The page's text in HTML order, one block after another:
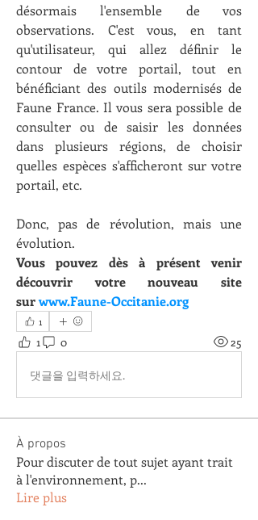
désormais l'ensemble de vos
observations. C'est vous, en tant
qu'utilisateur, qui allez définir le
contour de votre portail, tout en
bénéficiant des outils modernisés de
Faune France. Il vous sera possible de
consulter ou de saisir les données
dans plusieurs régions, de choisir
quelles espèces s'afficheront sur votre
portail, etc.
Donc, pas de révolution, mais une
évolution.
Vous pouvez dès à présent venir
découvrir votre nouveau site
sur www.Faune-Occitanie.org
1
1 0 25
댓글을 입력하세요.
À propos
Pour discuter de tout sujet ayant trait
à l'environnement, p...
Lire plus